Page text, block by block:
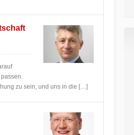
zu sein, und uns in die […]